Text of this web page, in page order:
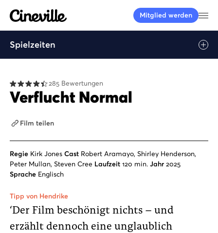
Cineville Logo
Mitglied werden
Spielzeiten
285 Bewertungen
Verflucht Normal
Film teilen
Regie Kirk Jones Cast Robert Aramayo, Shirley Henderson,
Peter Mullan, Steven Cree Laufzeit 120 min. Jahr 2025
Sprache Englisch
Tipp von Hendrike
‘Der Film beschönigt nichts – und
erzählt dennoch eine unglaublich